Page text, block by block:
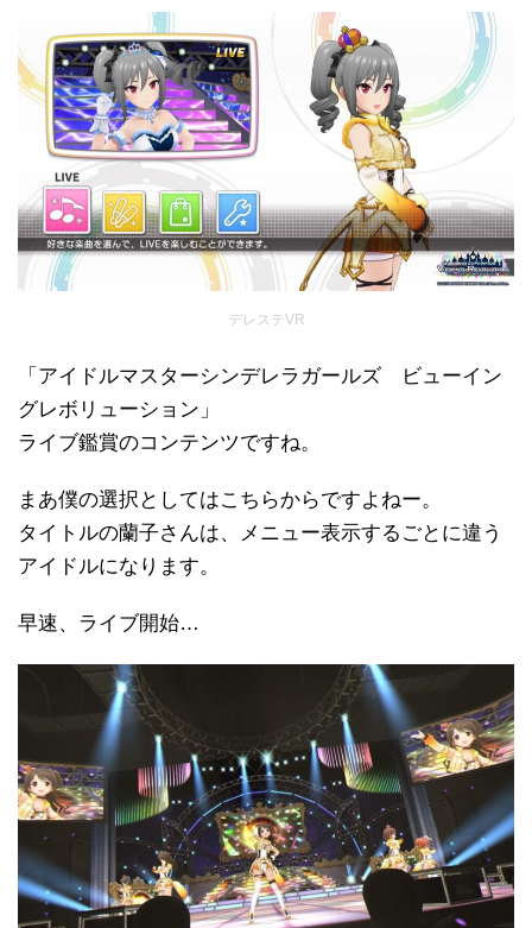
デレステVR
「アイドルマスターシンデレラガールズ ビューイン
グレボリューション」
ライブ鑑賞のコンテンツですね。
まあ僕の選択としてはこちらからですよねー。
タイトルの蘭子さんは、メニュー表示するごとに違う
アイドルになります。
早速、ライブ開始…